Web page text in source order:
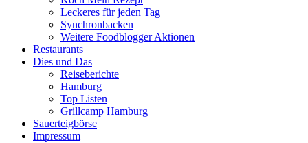
Leckeres für jeden Tag
Synchronbacken
Weitere Foodblogger Aktionen
Restaurants
Dies und Das
Reiseberichte
Hamburg
Top Listen
Grillcamp Hamburg
Sauerteigbörse
Impressum